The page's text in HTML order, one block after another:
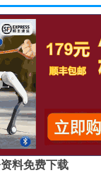
料免费下载